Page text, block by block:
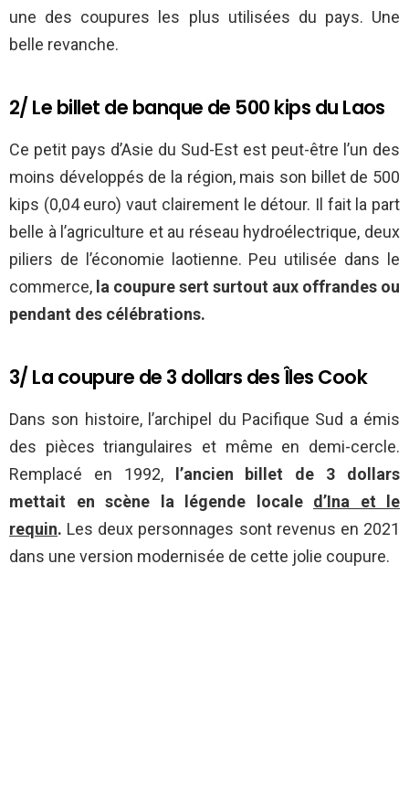
une des coupures les plus utilisées du pays. Une
belle revanche.
2/ Le billet de banque de 500 kips du Laos
Ce petit pays d’Asie du Sud-Est est peut-être l’un des
moins développés de la région, mais son billet de 500
kips (0,04 euro) vaut clairement le détour. Il fait la part
belle à l’agriculture et au réseau hydroélectrique, deux
piliers de l’économie laotienne. Peu utilisée dans le
commerce, la coupure sert surtout aux offrandes ou
pendant des célébrations.
3/ La coupure de 3 dollars des Îles Cook
Dans son histoire, l’archipel du Pacifique Sud a émis
des pièces triangulaires et même en demi-cercle.
Remplacé en 1992, l’ancien billet de 3 dollars
mettait en scène la légende locale d’Ina et le
requin. Les deux personnages sont revenus en 2021
dans une version modernisée de cette jolie coupure.